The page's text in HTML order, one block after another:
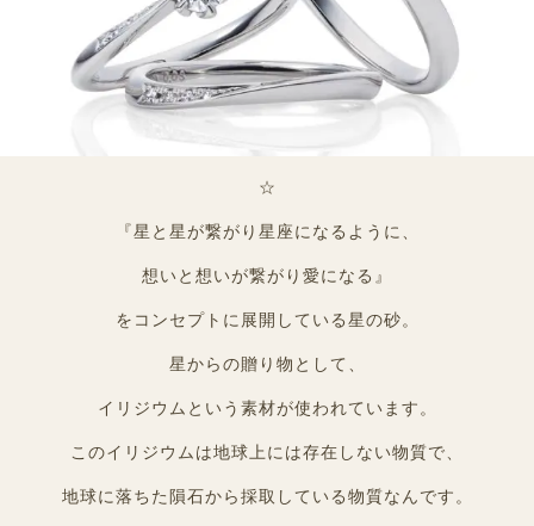
☆
『星と星が繋がり星座になるように、
想いと想いが繋がり愛になる』
をコンセプトに展開している星の砂。
星からの贈り物として、
イリジウムという素材が使われています。
このイリジウムは地球上には存在しない物質で、
地球に落ちた隕石から採取している物質なんです。